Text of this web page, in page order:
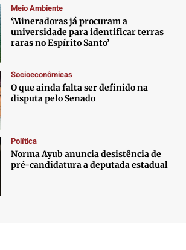
Meio Ambiente
‘Mineradoras já procuram a
universidade para identificar terras
raras no Espírito Santo’
Socioeconômicas
O que ainda falta ser definido na
disputa pelo Senado
Política
Norma Ayub anuncia desistência de
pré-candidatura a deputada estadual